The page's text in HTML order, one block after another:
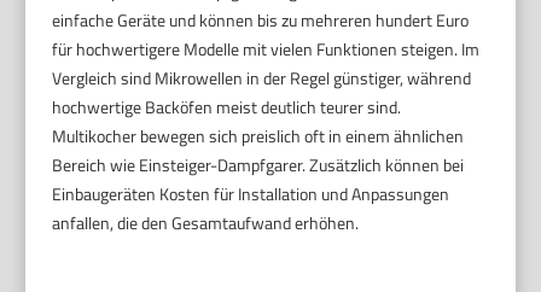
einfache Geräte und können bis zu mehreren hundert Euro
für hochwertigere Modelle mit vielen Funktionen steigen. Im
Vergleich sind Mikrowellen in der Regel günstiger, während
hochwertige Backöfen meist deutlich teurer sind.
Multikocher bewegen sich preislich oft in einem ähnlichen
Bereich wie Einsteiger-Dampfgarer. Zusätzlich können bei
Einbaugeräten Kosten für Installation und Anpassungen
anfallen, die den Gesamtaufwand erhöhen.